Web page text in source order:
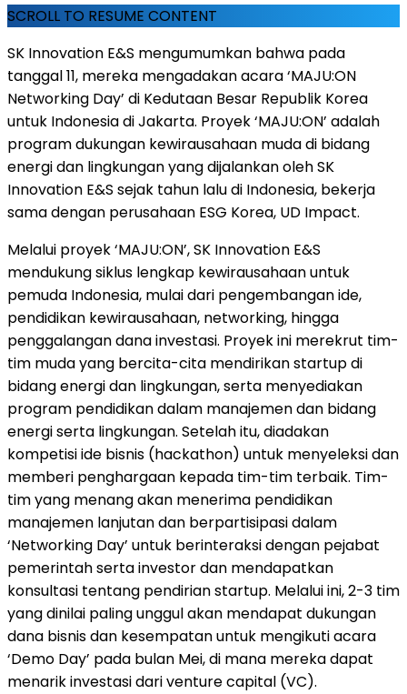
SCROLL TO RESUME CONTENT
SK Innovation E&S mengumumkan bahwa pada
tanggal 11, mereka mengadakan acara ‘MAJU:ON
Networking Day’ di Kedutaan Besar Republik Korea
untuk Indonesia di Jakarta. Proyek ‘MAJU:ON’ adalah
program dukungan kewirausahaan muda di bidang
energi dan lingkungan yang dijalankan oleh SK
Innovation E&S sejak tahun lalu di Indonesia, bekerja
sama dengan perusahaan ESG Korea, UD Impact.
Melalui proyek ‘MAJU:ON’, SK Innovation E&S
mendukung siklus lengkap kewirausahaan untuk
pemuda Indonesia, mulai dari pengembangan ide,
pendidikan kewirausahaan, networking, hingga
penggalangan dana investasi. Proyek ini merekrut tim-
tim muda yang bercita-cita mendirikan startup di
bidang energi dan lingkungan, serta menyediakan
program pendidikan dalam manajemen dan bidang
energi serta lingkungan. Setelah itu, diadakan
kompetisi ide bisnis (hackathon) untuk menyeleksi dan
memberi penghargaan kepada tim-tim terbaik. Tim-
tim yang menang akan menerima pendidikan
manajemen lanjutan dan berpartisipasi dalam
‘Networking Day’ untuk berinteraksi dengan pejabat
pemerintah serta investor dan mendapatkan
konsultasi tentang pendirian startup. Melalui ini, 2-3 tim
yang dinilai paling unggul akan mendapat dukungan
dana bisnis dan kesempatan untuk mengikuti acara
‘Demo Day’ pada bulan Mei, di mana mereka dapat
menarik investasi dari venture capital (VC).